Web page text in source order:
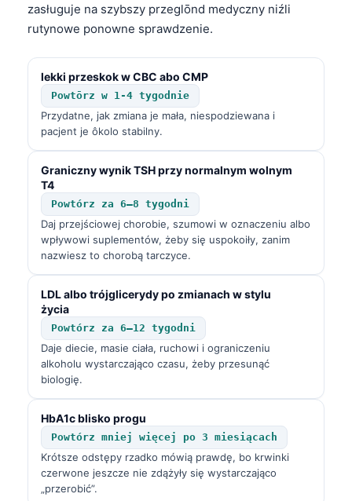
zasługuje na szybszy przeglōnd medyczny niźli
rutynowe ponowne sprawdzenie.
lekki przeskok w CBC abo CMP
Powtōrz w 1-4 tygodnie
Przydatne, jak zmiana je mała, niespodziewana i
pacjent je ôkolo stabilny.
Graniczny wynik TSH przy normalnym wolnym
T4
Powtórz za 6–8 tygodni
Daj przejściowej chorobie, szumowi w oznaczeniu albo
wpływowi suplementów, żeby się uspokoiły, zanim
nazwiesz to chorobą tarczyce.
LDL albo trójglicerydy po zmianach w stylu
życia
Powtórz za 6–12 tygodni
Daje diecie, masie ciała, ruchowi i ograniczeniu
alkoholu wystarczająco czasu, żeby przesunąć
biologię.
HbA1c blisko progu
Powtórz mniej więcej po 3 miesiącach
Krótsze odstępy rzadko mówią prawdę, bo krwinki
czerwone jeszcze nie zdążyły się wystarczająco
„przerobić”.
اردو
मराठी
తెలుగు
தமிழ்
ગુજરાતી
ಕನ್ನಡ
മലയാളം
Bahasa Melayu
Tiếng Việt
Tagalog
ไทย
ဗမာစာ
ភាសាខ្មែរ
አማርኛ
Українська
Català
Қазақ тілі